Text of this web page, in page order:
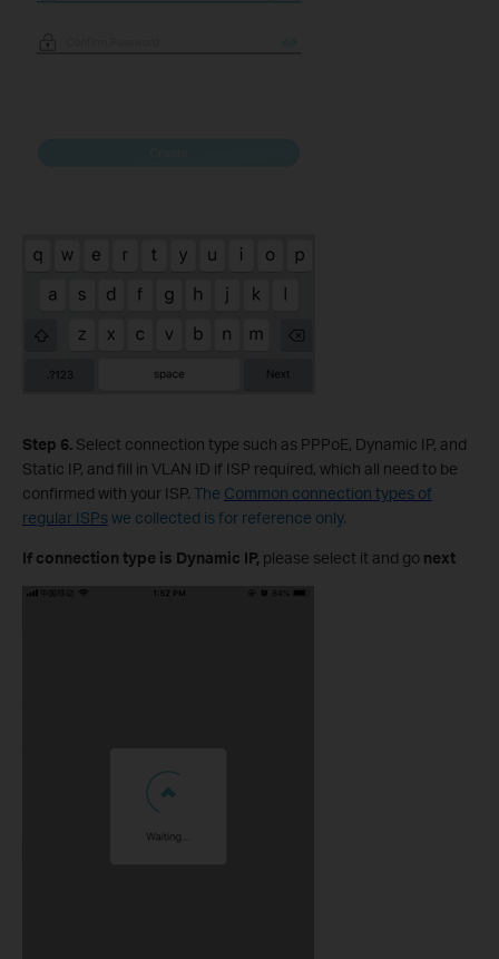
Step 6. Select connection type such as PPPoE, Dynamic IP, and
Static IP, and fill in VLAN ID if ISP required, which all need to be
confirmed with your ISP. The Common connection types of
regular ISPswe collected is for reference only.
If connection type is Dynamic IP, please select it and go next